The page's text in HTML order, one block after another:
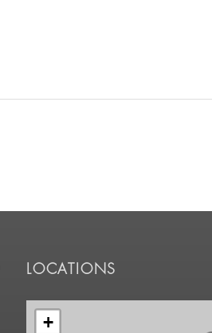
LOCATIONS
+